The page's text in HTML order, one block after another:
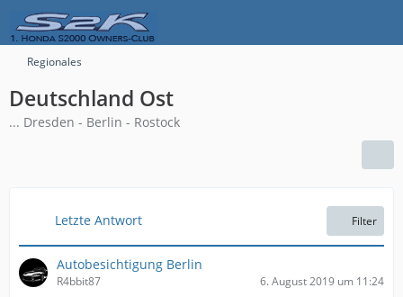
Regionales
Deutschland Ost
... Dresden - Berlin - Rostock
Letzte Antwort Filter
Autobesichtigung Berlin
R4bbit87 6. August 2019 um 11:24